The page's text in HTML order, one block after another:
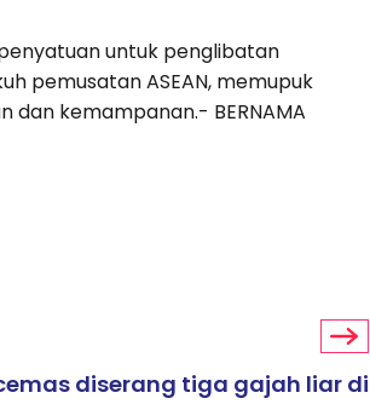
untuk penglibatan
pemusatan ASEAN, memupuk
kemampanan.- BERNAMA
diserang tiga gajah liar di